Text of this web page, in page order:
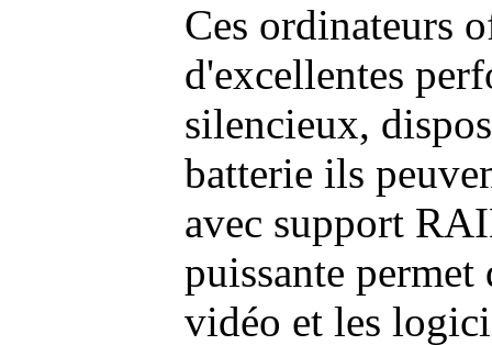
Ces ordinateurs
d'excellentes
silencieux,
batterie ils
avec support
puissante permet
vidéo et les